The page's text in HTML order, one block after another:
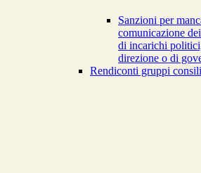
Sanzioni per
comunicazione
di incarichi
direzione o di
Rendiconti gruppi